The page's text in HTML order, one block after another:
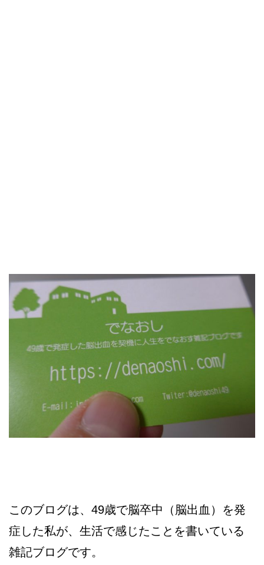
このブログは、49歳で脳卒中（脳出血）を発
症した私が、生活で感じたことを書いている
雑記ブログです。